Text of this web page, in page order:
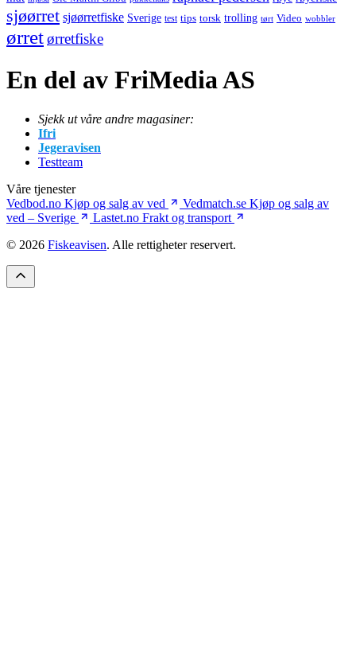
sjøørret sjøørretfiske Sverige test tips torsk trolling tørt Video wobbler
ørretørretfiske
En del av FriMedia AS
Sjekk ut våre andre magasiner:
Ifri
Jegeravisen
Testteam
Våre tjenester
Vedbod.no Kjøp og salg av ved Vedmatch.se Kjøp og salg av
ved – Sverige
Lastet.no Frakt og transport
© 2026 Fiskeavisen. Alle rettigheter reservert.